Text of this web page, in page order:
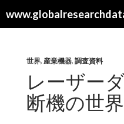
索
世界, 産業機器, 調査資料
レーザー
断機の世